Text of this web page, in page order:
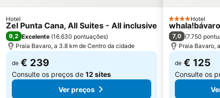
Hotel
Zel Punta Cana, All Suites - All inclusive
9,2 Excelente (16.630 pontuações)
Praia Bavaro, a 3.8 km de Centro da cidade
de € 239
Consulte os preços de 12 sites
Ver preços
4 Estrelas
Hotel
whala!bávaro
7,0 (7.750
Praia Bavaro,
de € 125
Consulte os